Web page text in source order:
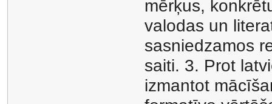
mērķus,
valodas un
sasniedzamos
saiti. 3. Prot
izmantot